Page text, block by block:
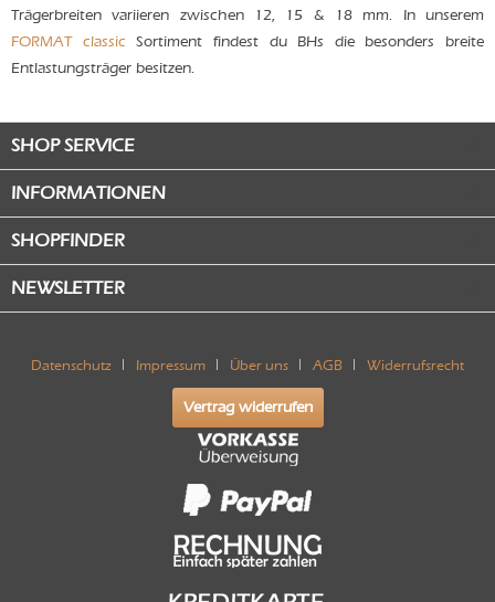
Trägerbreiten variieren zwischen 12, 15 & 18 mm. In unserem
FORMAT classicSortiment findest du BHs die besonders breite
Entlastungsträger besitzen.
SHOP SERVICE
INFORMATIONEN
SHOPFINDER
NEWSLETTER
Datenschutz Impressum Über uns AGB Widerrufsrecht
Vertrag widerrufen